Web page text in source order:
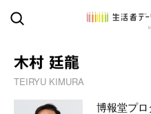
木村 廷龍
TEIRYU KIMURA
博報堂プ